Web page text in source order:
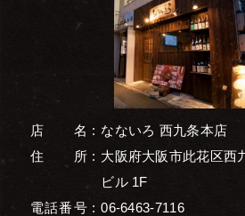
店名
なないろ 西九条本店
住所
大阪府大阪市此花区西
ビル 1F
電話番号
06-6463-7116